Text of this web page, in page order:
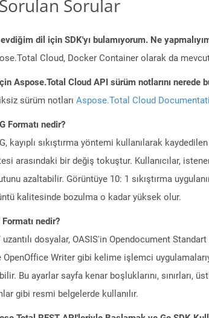
Sorular
dil için SDK'yı bulamıyorum. Ne
Cloud, Docker Container olarak da
Aspose.Total Cloud API sürüm notlarını nerede
sürüm notları Aspose.Total Cloud
Formatı nedir?
kayıplı sıkıştırma yöntemi kullanılarak
arasındaki bir değiş tokuştur. Kullanıcılar,
azaltabilir. Görüntüye 10: 1 sıkıştırma
kalitesinde bozulma o kadar yüksek olur.
Formatı nedir?
uzantılı dosyalar, OASIS'in Opendocument
OpenOffice Writer gibi kelime işlemci
Bu ayarlar sayfa kenar boşluklarını, sınırları,
gibi resmi belgelerde kullanılır.